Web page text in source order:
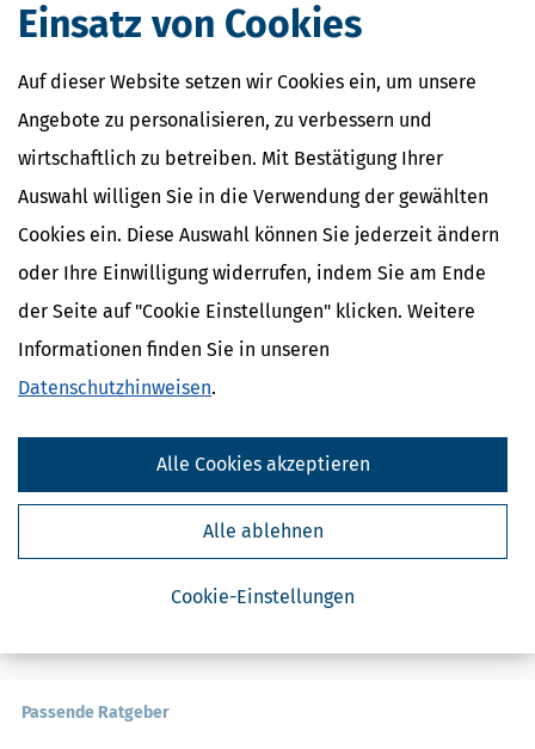
Einsatz von Cookies
Auf dieser Website setzen wir Cookies ein, um unsere
Angebote zu personalisieren, zu verbessern und
wirtschaftlich zu betreiben. Mit Bestätigung Ihrer
Auswahl willigen Sie in die Verwendung der gewählten
Cookies ein. Diese Auswahl können Sie jederzeit ändern
oder Ihre Einwilligung widerrufen, indem Sie am Ende
der Seite auf "Cookie Einstellungen" klicken. Weitere
Informationen finden Sie in unseren
Datenschutzhinweisen.
Cookie-Einstellungen
Alle ablehnen
Alle Cookies akzeptieren
mehr
endet am 31. Juli. Eine automatische Fristverlängerung wie in den
Pandemie-Jahren gibt es nur noch für Steuererklärungen, die über
eingereicht werden. Die
mehr
Weitere News zum Thema
Passende Ratgeber